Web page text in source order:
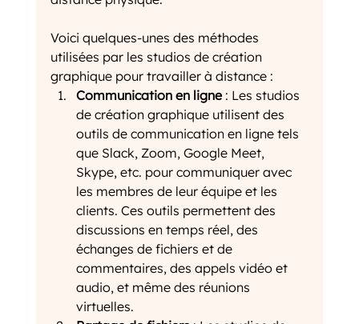
Voici quelques-unes des méthodes
utilisées par les studios de création
graphique pour travailler à distance :
Communication en ligne : Les studios
de création graphique utilisent des
outils de communication en ligne tels
que Slack, Zoom, Google Meet,
Skype, etc. pour communiquer avec
les membres de leur équipe et les
clients. Ces outils permettent des
discussions en temps réel, des
échanges de fichiers et de
commentaires, des appels vidéo et
audio, et même des réunions
virtuelles.